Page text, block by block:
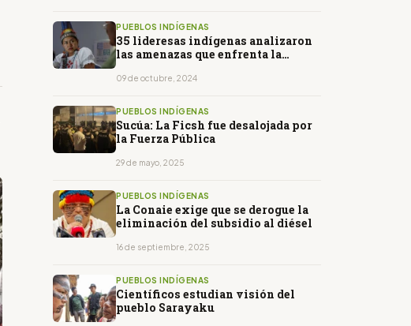
PUEBLOS INDÍGENAS
35 lideresas indígenas analizaron
las amenazas que enfrenta la
09 de octubre, 2024
PUEBLOS INDÍGENAS
Sucúa: La Ficsh fue desalojada por
la Fuerza Pública
29 de mayo, 2025
PUEBLOS INDÍGENAS
La Conaie exige que se derogue la
eliminación del subsidio al diésel
16 de septiembre, 2025
PUEBLOS INDÍGENAS
Científicos estudian visión del
pueblo Sarayaku